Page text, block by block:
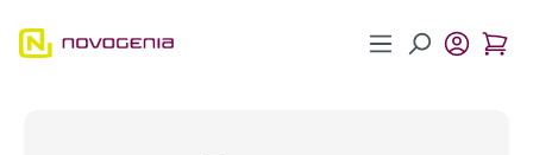
Zum Hauptinhalt springen